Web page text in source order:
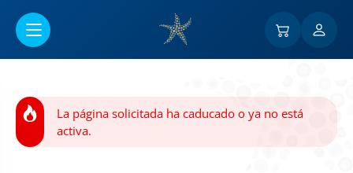
La página solicitada ha caducado o ya no está
activa.